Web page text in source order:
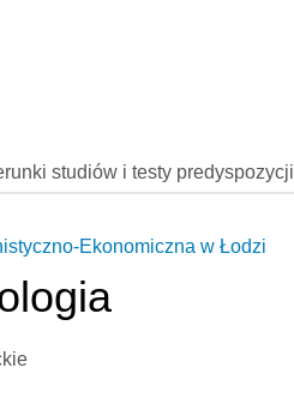
studiów i testy predyspozycji
Ekonomiczna w Łodzi